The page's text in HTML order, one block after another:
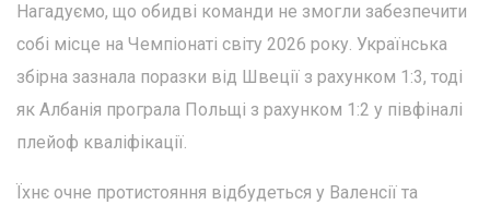
Нагадуємо, що обидві команди не змогли забезпечити
собі місце на Чемпіонаті світу 2026 року. Українська
збірна зазнала поразки від Швеції з рахунком 1:3, тоді
як Албанія програла Польщі з рахунком 1:2 у півфіналі
плейоф кваліфікації.
Їхнє очне протистояння відбудеться у Валенсії та